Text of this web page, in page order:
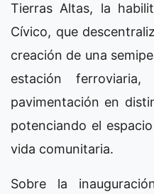
Tierras Altas, la
Cívico, que
creación de una
estación
pavimentación en
potenciando el
vida comunitaria.
Sobre la